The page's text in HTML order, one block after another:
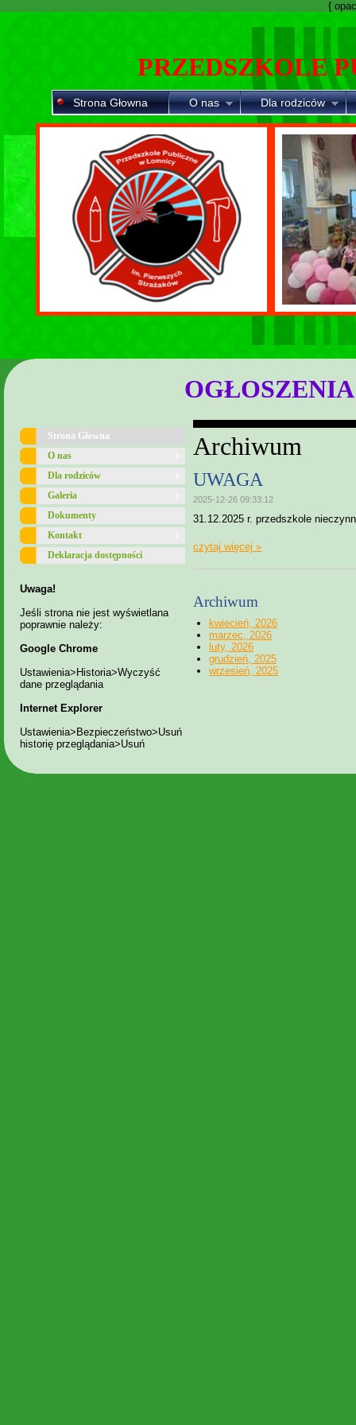
{
PRZEDSZKOLE
Strona Głowna O nas Dla rodziców
Strona Głowna
O nas
Dla rodziców
Galeria
Dokumenty
Kontakt
Deklaracja dostępności
Uwaga!
Jeśli strona nie jest wyświetlana
poprawnie należy:
Google Chrome
Ustawienia>Historia>Wyczyść
dane przeglądania
Internet Explorer
Ustawienia>Bezpieczeństwo>Usuń
historię przeglądania>Usuń
Archiwum
UWAGA
2025-12-26 09:33:12
31.12.2025 r. przedszkole
czytaj więcej »
Archiwum
kwiecień, 2026
marzec, 2026
luty, 2026
grudzień, 2025
wrzesień, 2025